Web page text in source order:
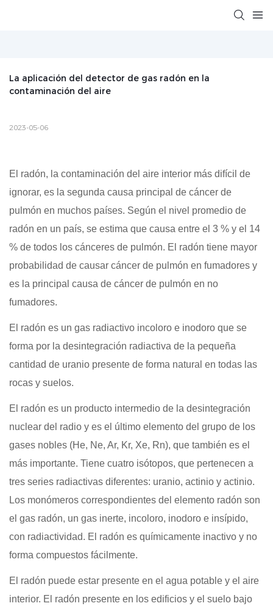
La aplicación del detector de gas radón en la
contaminación del aire
2023-05-06
El radón, la contaminación del aire interior más difícil de
ignorar, es la segunda causa principal de cáncer de
pulmón en muchos países. Según el nivel promedio de
radón en un país, se estima que causa entre el 3 % y el 14
% de todos los cánceres de pulmón. El radón tiene mayor
probabilidad de causar cáncer de pulmón en fumadores y
es la principal causa de cáncer de pulmón en no
fumadores.
El radón es un gas radiactivo incoloro e inodoro que se
forma por la desintegración radiactiva de la pequeña
cantidad de uranio presente de forma natural en todas las
rocas y suelos.
El radón es un producto intermedio de la desintegración
nuclear del radio y es el último elemento del grupo de los
gases nobles (He, Ne, Ar, Kr, Xe, Rn), que también es el
más importante. Tiene cuatro isótopos, que pertenecen a
tres series radiactivas diferentes: uranio, actinio y actinio.
Los monómeros correspondientes del elemento radón son
el gas radón, un gas inerte, incoloro, inodoro e insípido,
con radiactividad. El radón es químicamente inactivo y no
forma compuestos fácilmente.
El radón puede estar presente en el agua potable y el aire
interior. El radón presente en los edificios y el suelo bajo